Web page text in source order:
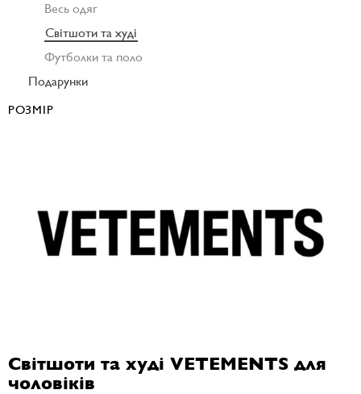
Світшоти та худі VETEMENTS для
чоловіків
Весь одяг
Світшоти та худі
Футболки та поло
Подарунки
РОЗМІР